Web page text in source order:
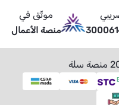
موثّق في
منصة الأعمال
منصة سلة